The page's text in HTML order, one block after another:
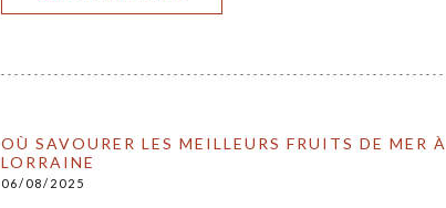
OÙ SAVOURER LES MEILLEURS FRUITS DE MER
LORRAINE
06/08/2025